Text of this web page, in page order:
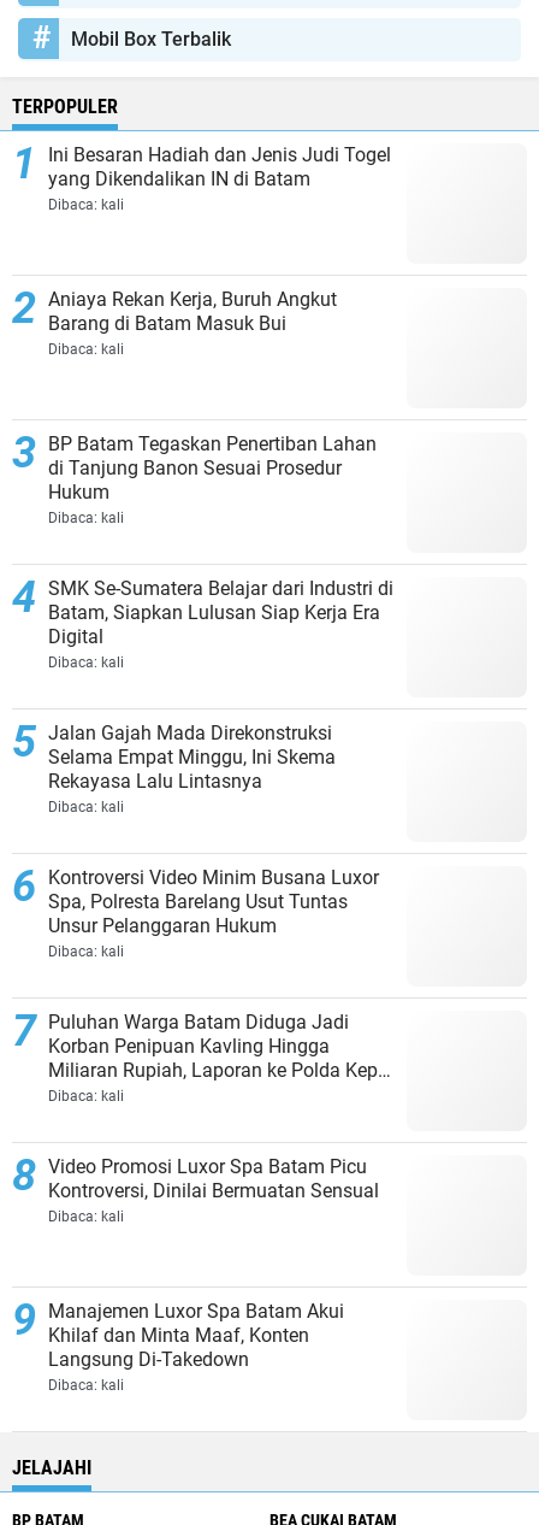
Mobil Box Terbalik
TERPOPULER
Ini Besaran Hadiah dan Jenis Judi Togel
yang Dikendalikan IN di Batam
Dibaca: kali
Aniaya Rekan Kerja, Buruh Angkut
Barang di Batam Masuk Bui
Dibaca: kali
BP Batam Tegaskan Penertiban Lahan
di Tanjung Banon Sesuai Prosedur
Hukum
Dibaca: kali
SMK Se-Sumatera Belajar dari Industri di
Batam, Siapkan Lulusan Siap Kerja Era
Digital
Dibaca: kali
Jalan Gajah Mada Direkonstruksi
Selama Empat Minggu, Ini Skema
Rekayasa Lalu Lintasnya
Dibaca: kali
Kontroversi Video Minim Busana Luxor
Spa, Polresta Barelang Usut Tuntas
Unsur Pelanggaran Hukum
Dibaca: kali
Puluhan Warga Batam Diduga Jadi
Korban Penipuan Kavling Hingga
Miliaran Rupiah, Laporan ke Polda Kepri
Jalan di Tempat?
Dibaca: kali
Video Promosi Luxor Spa Batam Picu
Kontroversi, Dinilai Bermuatan Sensual
Dibaca: kali
Manajemen Luxor Spa Batam Akui
Khilaf dan Minta Maaf, Konten
Langsung Di-Takedown
Dibaca: kali
JELAJAHI
BP BATAM BEA CUKAI BATAM